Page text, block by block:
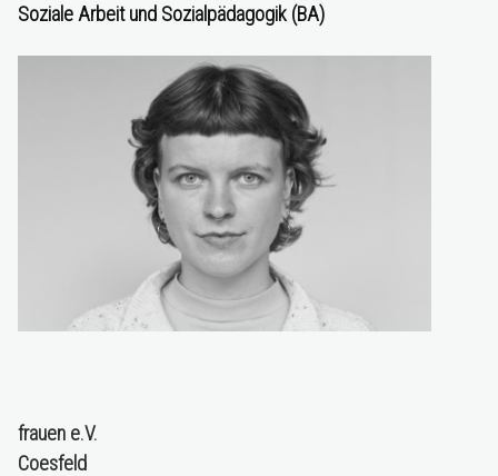
Soziale Arbeit und Sozialpädagogik (BA)
frauen e.V.
Coesfeld